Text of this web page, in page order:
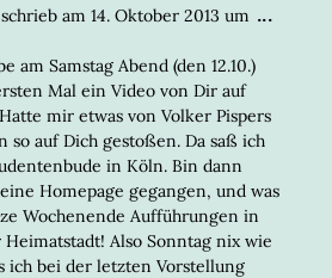
schrieb am 14. Oktober 2013 um
am Samstag Abend (den 12.10.)
Mal ein Video von Dir auf
mir etwas von Volker Pispers
so auf Dich gestoßen. Da saß ich
in Köln. Bin dann
Homepage gegangen, und was
Wochenende Aufführungen in
Also Sonntag nix wie
ich bei der letzten Vorstellung
...DIESE